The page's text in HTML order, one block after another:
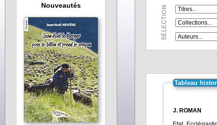
Tableau
J. ROMAN
Nouveautés